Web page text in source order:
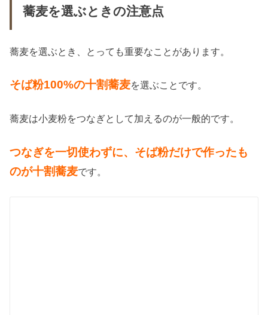
蕎麦を選ぶときの注意点
蕎麦を選ぶとき、とっても重要なことがあります。
そば粉100%の十割蕎麦を選ぶことです。
蕎麦は小麦粉をつなぎとして加えるのが一般的です。
つなぎを一切使わずに、そば粉だけで作ったも
のが十割蕎麦です。